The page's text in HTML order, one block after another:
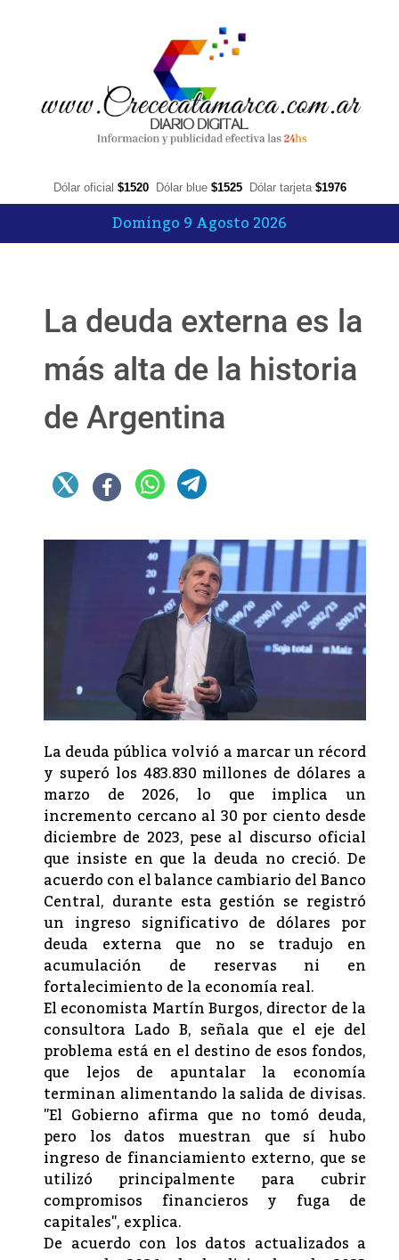
Dólar oficial $1520 Dólar blue $1525 Dólar tarjeta $1976
Domingo 9 Agosto 2026
La deuda externa es la
más alta de la historia
de Argentina
La deuda pública volvió a marcar un récord
y superó los 483.830 millones de dólares a
marzo de 2026, lo que implica un
incremento cercano al 30 por ciento desde
diciembre de 2023, pese al discurso oficial
que insiste en que la deuda no creció. De
acuerdo con el balance cambiario del Banco
Central, durante esta gestión se registró
un ingreso significativo de dólares por
deuda externa que no se tradujo en
acumulación de reservas ni en
fortalecimiento de la economía real.
El economista Martín Burgos, director de la
consultora Lado B, señala que el eje del
problema está en el destino de esos fondos,
que lejos de apuntalar la economía
terminan alimentando la salida de divisas.
"El Gobierno afirma que no tomó deuda,
pero los datos muestran que sí hubo
ingreso de financiamiento externo, que se
utilizó principalmente para cubrir
compromisos financieros y fuga de
capitales", explica.
De acuerdo con los datos actualizados a